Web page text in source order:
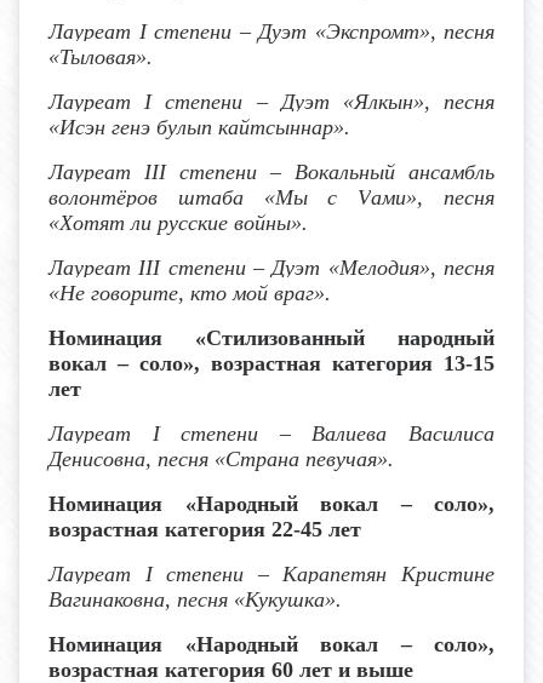
Лауреат I степени – Дуэт «Экспромт», песня
«Тыловая».
Лауреат I степени – Дуэт «Ялкын», песня
«Исэн генэ булып кайтсыннар».
Лауреат III степени – Вокальный ансамбль
волонтёров штаба «Мы с Vами», песня
«Хотят ли русские войны».
Лауреат III степени – Дуэт «Мелодия», песня
«Не говорите, кто мой враг».
Номинация «Стилизованный народный
вокал – соло», возрастная категория 13-15
лет
Лауреат I степени – Валиева Василиса
Денисовна, песня «Страна певучая».
Номинация «Народный вокал – соло»,
возрастная категория 22-45 лет
Лауреат I степени – Карапетян Кристине
Вагинаковна, песня «Кукушка».
Номинация «Народный вокал – соло»,
возрастная категория 60 лет и выше